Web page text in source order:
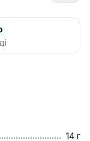
14 г